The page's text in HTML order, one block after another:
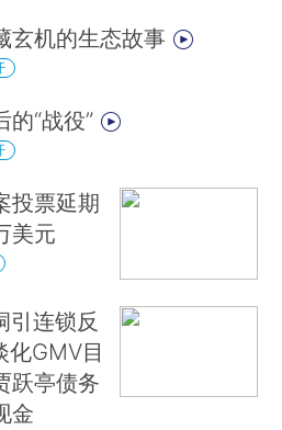
玄机的生态故事
“战役”
投票延期
美元
引连锁反
化GMV目
跃亭债务
金